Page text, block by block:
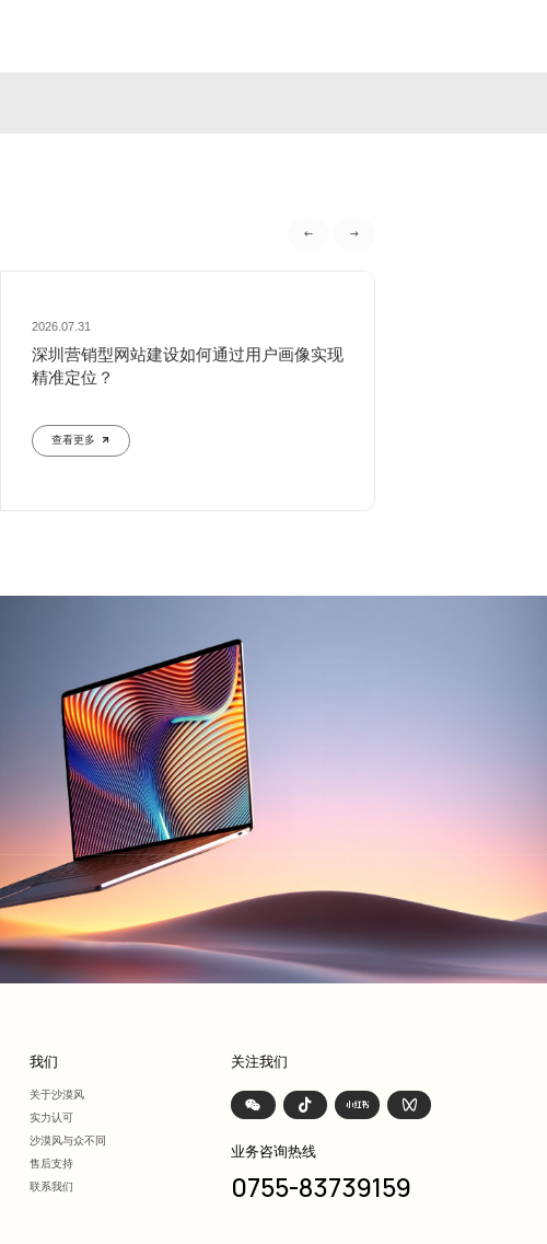
2026.07.31
深圳营销型网站建设如何通过用户画像实现
精准定位？
查看更多
我们
关于沙漠风
实力认可
沙漠风与众不同
售后支持
联系我们
关注我们
业务咨询热线
0755-83739159